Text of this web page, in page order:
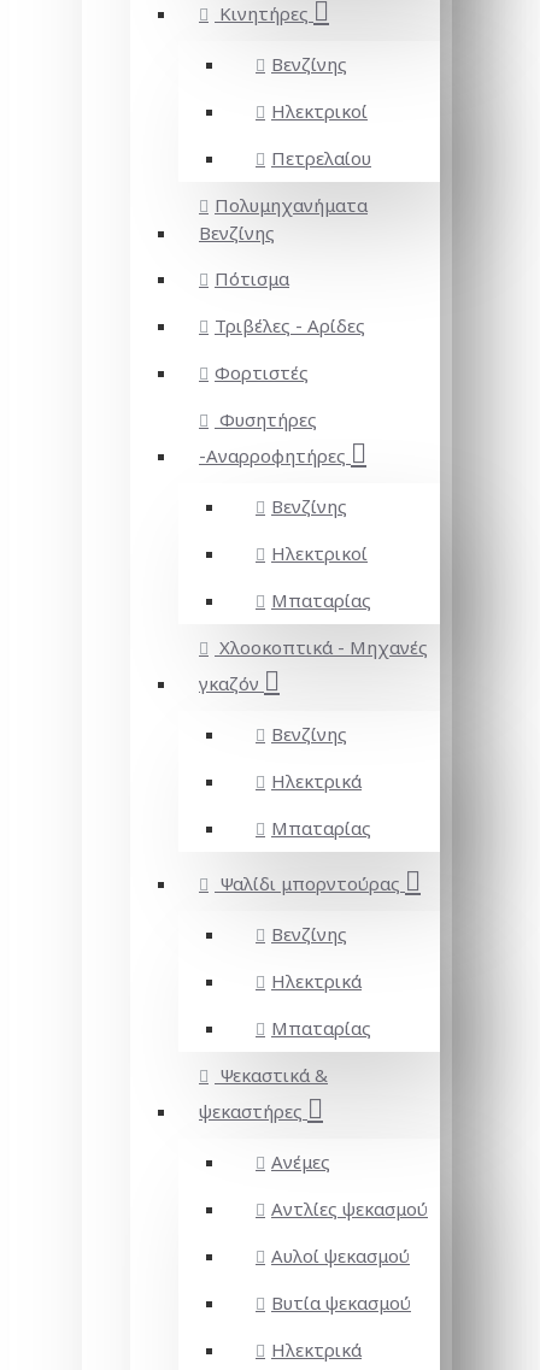
Κινητήρες
Βενζίνης
Ηλεκτρικοί
Πετρελαίου
Πολυμηχανήματα
Βενζίνης
Πότισμα
Τριβέλες - Αρίδες
Φορτιστές
Φυσητήρες
-Αναρροφητήρες
Βενζίνης
Ηλεκτρικοί
Μπαταρίας
Χλοοκοπτικά - Μηχανές
γκαζόν
Βενζίνης
Ηλεκτρικά
Μπαταρίας
Ψαλίδι μπορντούρας
Βενζίνης
Ηλεκτρικά
Μπαταρίας
Ψεκαστικά &
ψεκαστήρες
Ανέμες
Αντλίες ψεκασμού
Αυλοί ψεκασμού
Βυτία ψεκασμού
Ηλεκτρικά